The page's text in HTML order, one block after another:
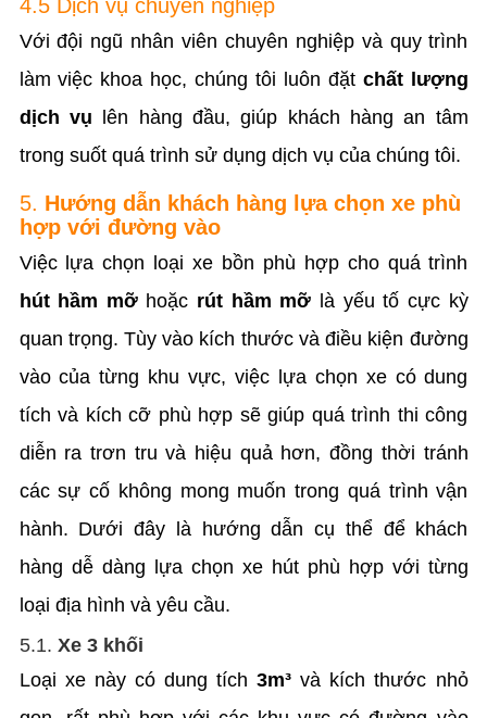
4.5 Dịch vụ chuyên nghiệp
Với đội ngũ nhân viên chuyên nghiệp và quy trình
làm việc khoa học, chúng tôi luôn đặt chất lượng
dịch vụ lên hàng đầu, giúp khách hàng an tâm
trong suốt quá trình sử dụng dịch vụ của chúng tôi.
5. Hướng dẫn khách hàng lựa chọn xe phù
hợp với đường vào
Việc lựa chọn loại xe bồn phù hợp cho quá trình
hút hầm mỡhoặc rút hầm mỡ là yếu tố cực kỳ
quan trọng. Tùy vào kích thước và điều kiện đường
vào của từng khu vực, việc lựa chọn xe có dung
tích và kích cỡ phù hợp sẽ giúp quá trình thi công
diễn ra trơn tru và hiệu quả hơn, đồng thời tránh
các sự cố không mong muốn trong quá trình vận
hành. Dưới đây là hướng dẫn cụ thể để khách
hàng dễ dàng lựa chọn xe hút phù hợp với từng
loại địa hình và yêu cầu.
5.1. Xe 3 khối
Loại xe này có dung tích3m³ và kích thước nhỏ